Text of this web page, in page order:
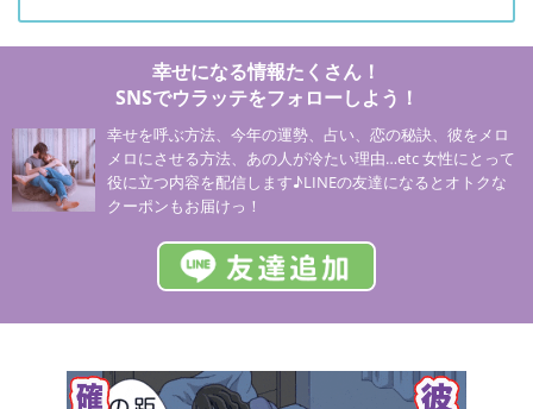
幸せになる情報たくさん！
SNSでウラッテをフォローしよう！
幸せを呼ぶ方法、今年の運勢、占い、恋の秘訣、彼をメロ
メロにさせる方法、あの人が冷たい理由…etc 女性にとって
役に立つ内容を配信します♪LINEの友達になるとオトクな
クーポンもお届けっ！